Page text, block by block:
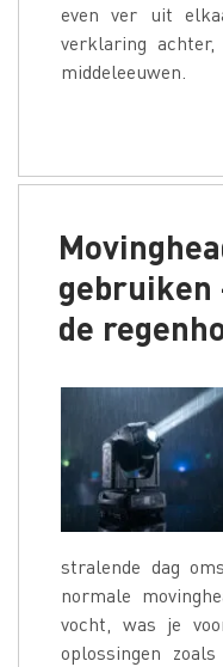
even ver uit
verklaring
middeleeuwen.
gebruiken
de
stralende dag
normale
vocht, was je
oplossingen